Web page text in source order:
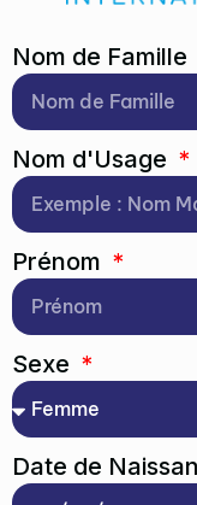
Nom de Famille
Nom d'Usage
Prénom
Sexe
Date de